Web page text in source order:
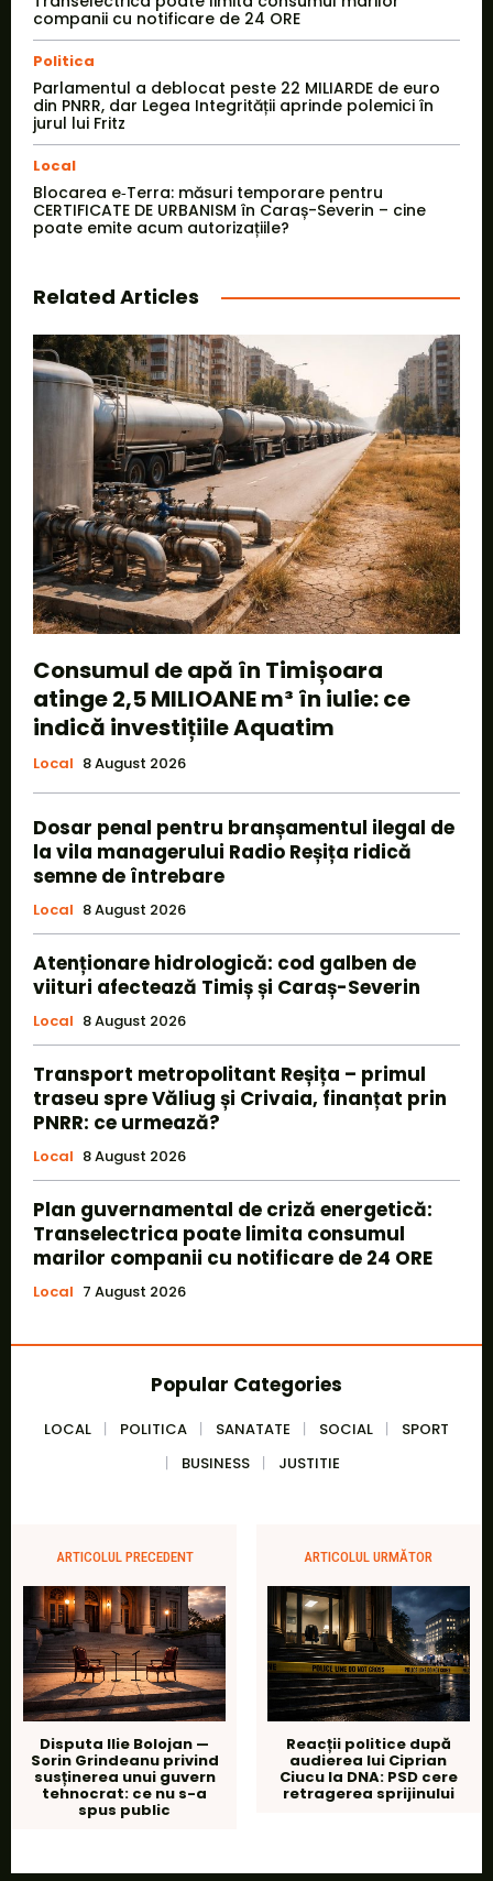
companii cu notificare de 24 ORE
Politica
Parlamentul a deblocat peste 22 MILIARDE de euro
din PNRR, dar Legea Integrității aprinde polemici în
jurul lui Fritz
Local
Blocarea e‑Terra: măsuri temporare pentru
CERTIFICATE DE URBANISM în Caraș-Severin – cine
poate emite acum autorizațiile?
Related Articles
Consumul de apă în Timișoara
atinge 2,5 MILIOANE m³ în iulie: ce
indică investițiile Aquatim
Local 8 August 2026
Dosar penal pentru branșamentul ilegal de
la vila managerului Radio Reșița ridică
semne de întrebare
Local 8 August 2026
Atenționare hidrologică: cod galben de
viituri afectează Timiș și Caraș-Severin
Local 8 August 2026
Transport metropolitant Reșița – primul
traseu spre Văliug și Crivaia, finanțat prin
PNRR: ce urmează?
Local 8 August 2026
Plan guvernamental de criză energetică:
Transelectrica poate limita consumul
marilor companii cu notificare de 24 ORE
Local 7 August 2026
Popular Categories
LOCAL POLITICA SANATATE SOCIAL
SPORT
BUSINESS
JUSTITIE
ARTICOLUL PRECEDENT
Disputa Ilie Bolojan —
Sorin Grindeanu privind
susținerea unui guvern
tehnocrat: ce nu s-a
spus public
ARTICOLUL URMĂTOR
Reacții politice după
audierea lui Ciprian
Ciucu la DNA: PSD cere
retragerea sprijinului